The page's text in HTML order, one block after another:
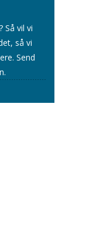
Så vil vi
så vi
Send